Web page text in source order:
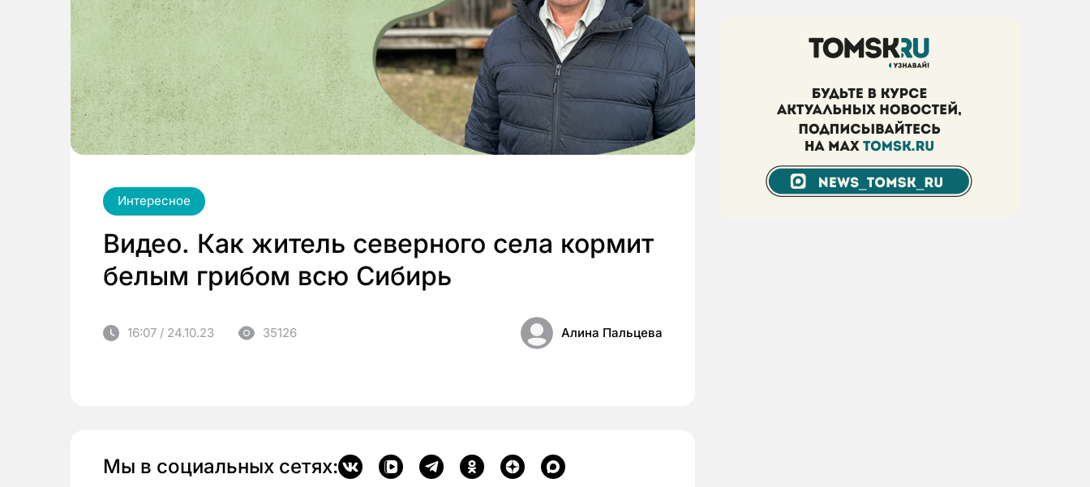
Интересное
Видео. Как житель северного села кормит
белым грибом всю Сибирь
16:07 / 24.10.23 35126 Алина Пальцева
Мы в социальных сетях: